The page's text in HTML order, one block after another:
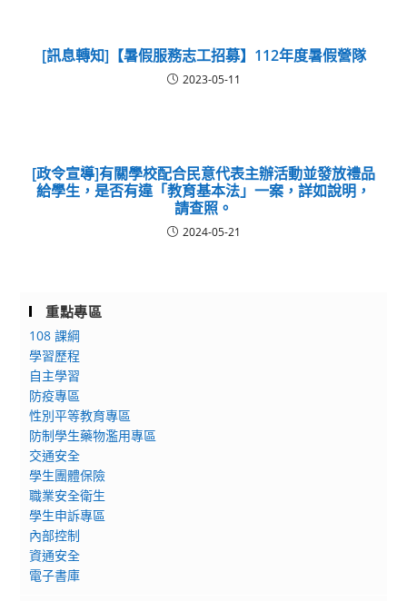
[訊息轉知]【暑假服務志工招募】112年度暑假營隊
2023-05-11
[政令宣導]有關學校配合民意代表主辦活動並發放禮品
給學生，是否有違「教育基本法」一案，詳如說明，
請查照。
2024-05-21
重點專區
108 課綱
學習歷程
自主學習
防疫專區
性別平等教育專區
防制學生藥物濫用專區
交通安全
學生團體保險
職業安全衛生
學生申訴專區
內部控制
資通安全
電子書庫